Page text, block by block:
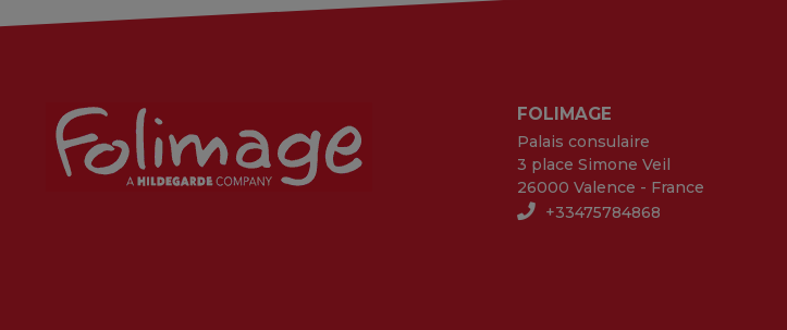
FOLIMAGE
Palais consulaire
3 place Simone Veil
26000 Valence - France
+33475784868